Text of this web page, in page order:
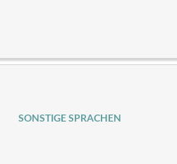
SONSTIGE SPRACHEN